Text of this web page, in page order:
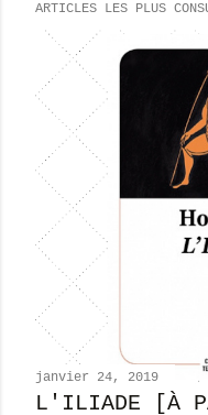
g
t
r
c
m
n
t
ARTICLES LES PLUS
janvier 24, 2019
L'ILIADE [À